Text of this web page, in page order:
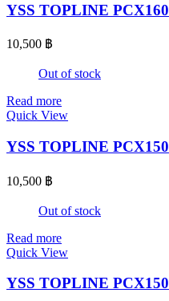
YSS TOPLINE PCX160
10,500 ฿
Out of stock
Read more
Quick View
YSS TOPLINE PCX150
10,500 ฿
Out of stock
Read more
Quick View
YSS TOPLINE PCX150